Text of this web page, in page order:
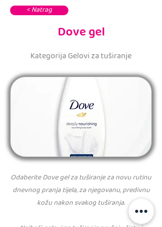
< Natrag
Dove gel
Kategorija Gelovi za tuširanje
Odaberite Dove gel za tuširanje za novu rutinu
dnevnog pranja tijela, za njegovanu, predivnu
kožu nakon svakog tuširanja.